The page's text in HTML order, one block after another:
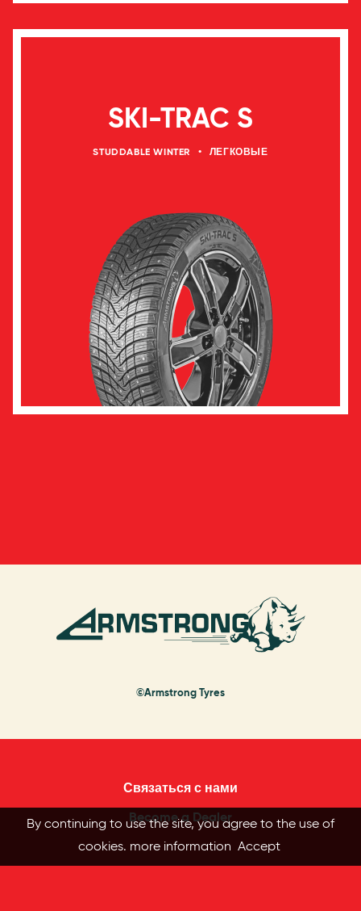
SKI-TRAC S
STUDDABLE WINTER • ЛЕГКОВЫЕ
©Armstrong Tyres
Связаться с нами
Become a Dealer
By continuing to use the site, you agree to the use of
cookies. more information Accept